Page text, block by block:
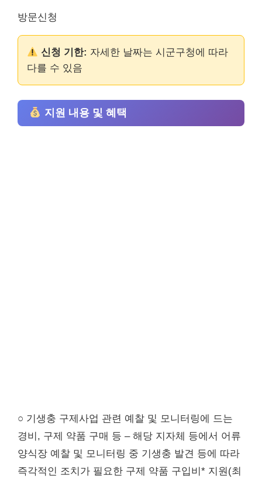
방문신청
신청 기한: 자세한 날짜는 시군구청에 따라
다를 수 있음
지원 내용 및 혜택
○ 기생충 구제사업 관련 예찰 및 모니터링에 드는
경비, 구제 약품 구매 등 – 해당 지자체 등에서 어류
양식장 예찰 및 모니터링 중 기생충 발견 등에 따라
즉각적인 조치가 필요한 구제 약품 구입비* 지원(최